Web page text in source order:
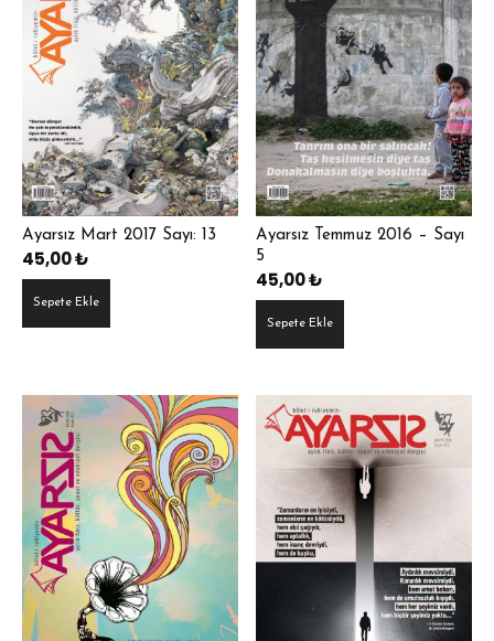
Ayarsız Mart 2017 Sayı: 13
45,00₺
Sepete Ekle
Ayarsız Temmuz 2016 – Sayı
5
45,00₺
Sepete Ekle